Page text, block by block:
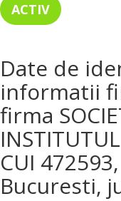
ACTIV
Date de
informatii
firma
CUI
Bucuresti,